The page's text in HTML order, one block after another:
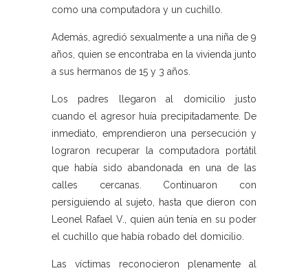
como una computadora y un cuchillo.
Además, agredió sexualmente a una niña de 9
años, quien se encontraba en la vivienda junto
a sus hermanos de 15 y 3 años.
Los padres llegaron al domicilio justo
cuando el agresor huía precipitadamente. De
inmediato, emprendieron una persecución y
lograron recuperar la computadora portátil
que había sido abandonada en una de las
calles cercanas. Continuaron con
persiguiendo al sujeto, hasta que dieron con
Leonel Rafael V., quien aún tenía en su poder
el cuchillo que había robado del domicilio.
Las víctimas reconocieron plenamente al